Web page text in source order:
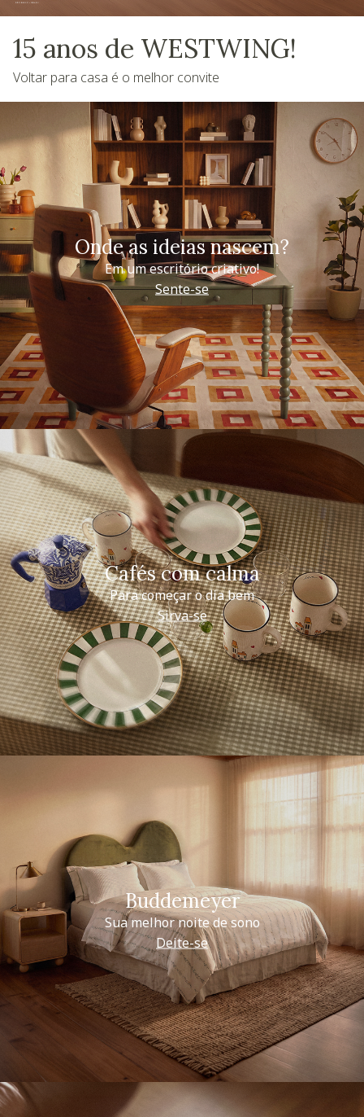
15 anos de WESTWING!
Voltar para casa é o melhor convite
Onde as ideias nascem?
Em um escritório criativo!
Sente-se
Cafés com calma
Para começar o dia bem
Sirva-se
Buddemeyer
Sua melhor noite de sono
Deite-se